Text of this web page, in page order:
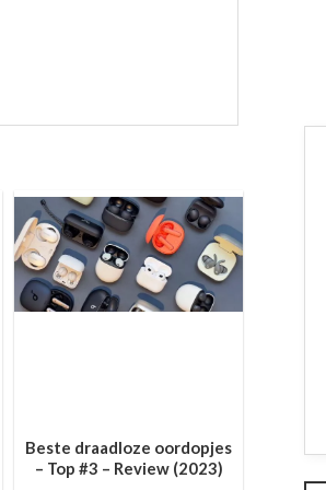
Beste draadloze oordopjes
– Top #3 – Review (2023)